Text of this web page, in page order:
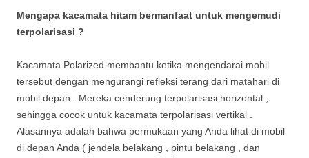
Mengapa kacamata hitam bermanfaat untuk mengemudi
terpolarisasi ?
Kacamata Polarized membantu ketika mengendarai mobil
tersebut dengan mengurangi refleksi terang dari matahari di
mobil depan . Mereka cenderung terpolarisasi horizontal ,
sehingga cocok untuk kacamata terpolarisasi vertikal .
Alasannya adalah bahwa permukaan yang Anda lihat di mobil
di depan Anda ( jendela belakang , pintu belakang , dan